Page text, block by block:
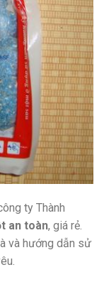
ty Thành
an toàn, giá rẻ.
và hướng dẫn sử